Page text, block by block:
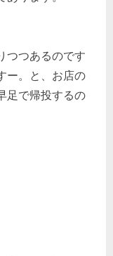
つつあるのです
ー。と、お店の
足で帰投するの